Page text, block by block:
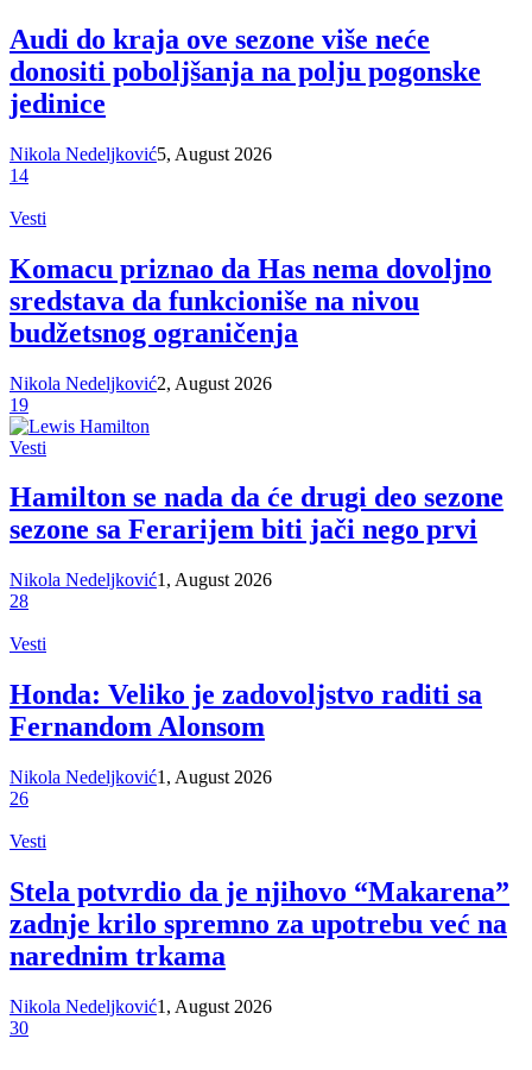
Audi do kraja ove sezone više neće
donositi poboljšanja na polju pogonske
jedinice
Nikola Nedeljković5, August 2026
14
Vesti
Komacu priznao da Has nema dovoljno
sredstava da funkcioniše na nivou
budžetsnog ograničenja
Nikola Nedeljković2, August 2026
19
Vesti
Hamilton se nada da će drugi deo sezone
sezone sa Ferarijem biti jači nego prvi
Nikola Nedeljković1, August 2026
28
Vesti
Honda: Veliko je zadovoljstvo raditi sa
Fernandom Alonsom
Nikola Nedeljković1, August 2026
26
Vesti
Stela potvrdio da je njihovo “Makarena”
zadnje krilo spremno za upotrebu već na
narednim trkama
Nikola Nedeljković1, August 2026
30